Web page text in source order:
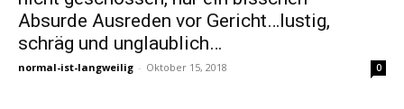
Absurde Ausreden vor Gericht…lustig,
schräg und unglaublich…
normal-ist-langweilig - Oktober 15, 2018 0